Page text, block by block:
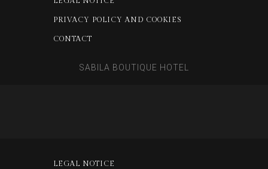
PRIVACY POLICY AND COOKIES
CONTACT
SABILA BOUTIQUE HOTEL
LEGAL NOTICE